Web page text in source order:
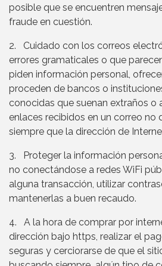
posible que se encuentren
fraude en cuestión.
2. Cuidado con los correos
errores gramaticales o que
piden información personal,
proceden de bancos o
conocidas que suenan extraños o
enlaces recibidos en un correo no
siempre que la dirección de
3. Proteger la información
no conectándose a redes WiFi
alguna transacción, utilizar
mantenerlas a buen recaudo.
4. A la hora de comprar por
dirección bajo https, realizar el
seguras y cerciorarse de que el